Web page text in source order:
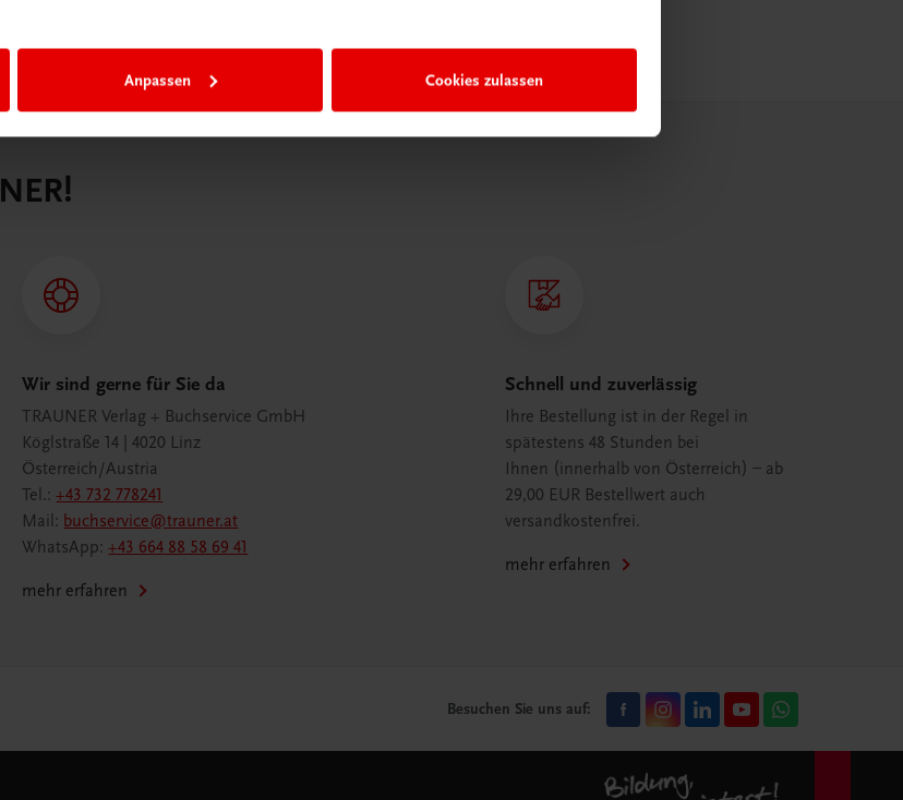
Anpassen Cookies zulassen
Wir sind gerne für Sie da
TRAUNER Verlag + Buchservice GmbH
Köglstraße 14 | 4020 Linz
Österreich/Austria
Tel.:+43 732 778241
Mail: buchservice@trauner.at
WhatsApp:+43 664 88 58 69 41
mehr erfahren
Schnell und zuverlässig
Ihre Bestellung ist in der Regel in
spätestens 48 Stunden bei
Ihnen (innerhalb von Österreich) – ab
29,00 EUR Bestellwert auch
versandkostenfrei.
mehr erfahren
Besuchen Sie uns auf: